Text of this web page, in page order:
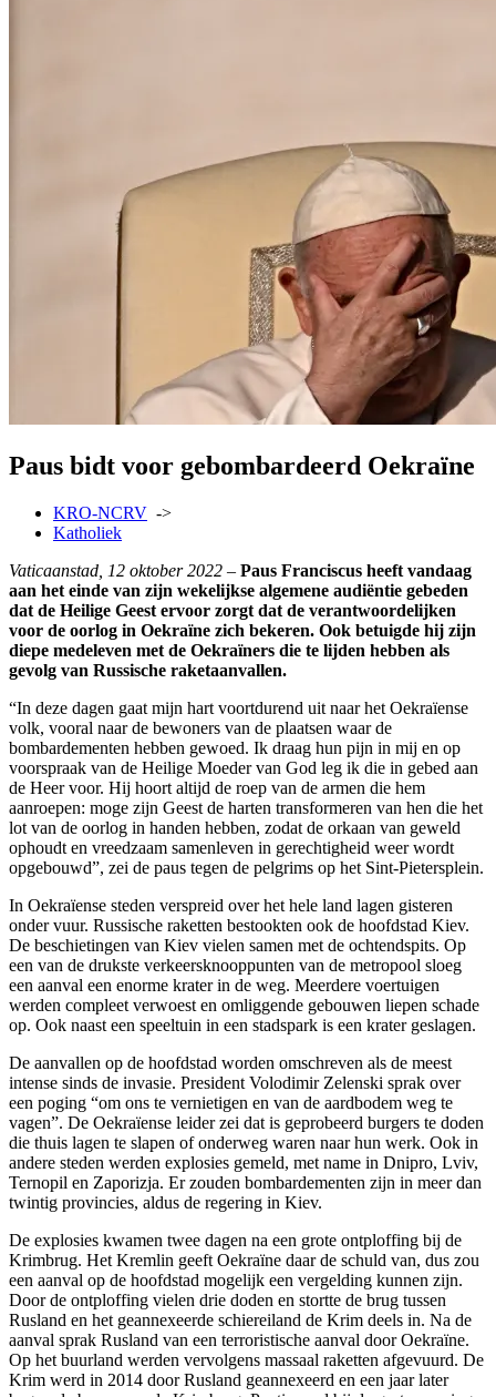
Paus bidt voor gebombardeerd Oekraïne
KRO-NCRV ->
Katholiek
Vaticaanstad, 12 oktober 2022 – Paus Franciscus heeft vandaag
aan het einde van zijn wekelijkse algemene audiëntie gebeden
dat de Heilige Geest ervoor zorgt dat de verantwoordelijken
voor de oorlog in Oekraïne zich bekeren. Ook betuigde hij zijn
diepe medeleven met de Oekraïners die te lijden hebben als
gevolg van Russische raketaanvallen.
“In deze dagen gaat mijn hart voortdurend uit naar het Oekraïense
volk, vooral naar de bewoners van de plaatsen waar de
bombardementen hebben gewoed. Ik draag hun pijn in mij en op
voorspraak van de Heilige Moeder van God leg ik die in gebed aan
de Heer voor. Hij hoort altijd de roep van de armen die hem
aanroepen: moge zijn Geest de harten transformeren van hen die het
lot van de oorlog in handen hebben, zodat de orkaan van geweld
ophoudt en vreedzaam samenleven in gerechtigheid weer wordt
opgebouwd”, zei de paus tegen de pelgrims op het Sint-Pietersplein.
In Oekraïense steden verspreid over het hele land lagen gisteren
onder vuur. Russische raketten bestookten ook de hoofdstad Kiev.
De beschietingen van Kiev vielen samen met de ochtendspits. Op
een van de drukste verkeersknooppunten van de metropool sloeg
een aanval een enorme krater in de weg. Meerdere voertuigen
werden compleet verwoest en omliggende gebouwen liepen schade
op. Ook naast een speeltuin in een stadspark is een krater geslagen.
De aanvallen op de hoofdstad worden omschreven als de meest
intense sinds de invasie. President Volodimir Zelenski sprak over
een poging “om ons te vernietigen en van de aardbodem weg te
vagen”. De Oekraïense leider zei dat is geprobeerd burgers te doden
die thuis lagen te slapen of onderweg waren naar hun werk. Ook in
andere steden werden explosies gemeld, met name in Dnipro, Lviv,
Ternopil en Zaporizja. Er zouden bombardementen zijn in meer dan
twintig provincies, aldus de regering in Kiev.
De explosies kwamen twee dagen na een grote ontploffing bij de
Krimbrug. Het Kremlin geeft Oekraïne daar de schuld van, dus zou
een aanval op de hoofdstad mogelijk een vergelding kunnen zijn.
Door de ontploffing vielen drie doden en stortte de brug tussen
Rusland en het geannexeerde schiereiland de Krim deels in. Na de
aanval sprak Rusland van een terroristische aanval door Oekraïne.
Op het buurland werden vervolgens massaal raketten afgevuurd. De
Krim werd in 2014 door Rusland geannexeerd en een jaar later